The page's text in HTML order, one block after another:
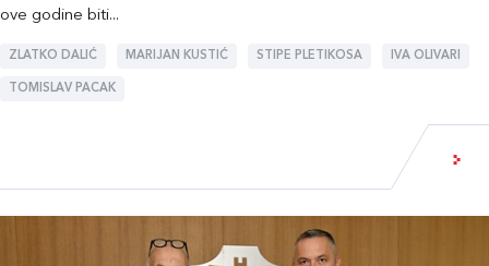
ove godine biti...
ZLATKO DALIĆ MARIJAN KUSTIĆ STIPE PLETIKOSA IVA OLIVARI
TOMISLAV PACAK